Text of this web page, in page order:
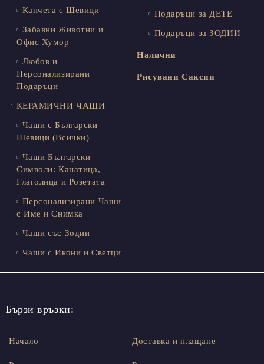
Канчета с Шевици
Забавни Животни и
Офис Хумор
Любов и
Персонализирани
Подаръци
КЕРАМИЧНИ ЧАШИ
Чаши с Български
Шевици (Всички)
Чаши Български
Символи: Канатица,
Глаголица и Розетата
Персонализирани Чаши
с Име и Снимка
Чаши със Зодии
Чаши с Икони и Светци
Подаръци за ДЕТЕ
Подаръци за ЗОДИИ
Налични
Рисувани Саксии
Бързи връзки:
Начало Доставка и плащане